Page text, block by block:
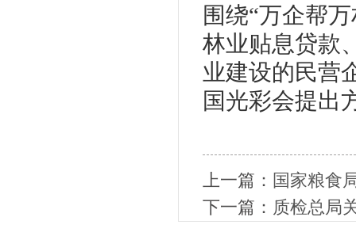
围绕“万企帮
林业贴息贷款
业建设的民营
国光彩会提出
上一篇： 国家粮食
下一篇： 质检总局